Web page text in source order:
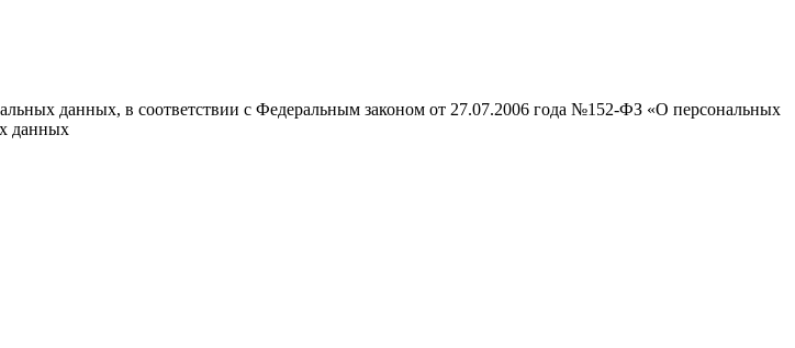
данных, в соответствии с Федеральным законом от 27.07.2006 года №152-ФЗ «О персональных
данных